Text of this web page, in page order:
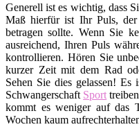
Generell ist es wichtig, dass
Maß hierfür ist Ihr Puls,
betragen sollte. Wenn Sie
ausreichend, Ihren Puls
kontrollieren. Hören Sie
kurzer Zeit mit dem Rad
Sehen Sie dies gelassen!
Schwangerschaft Sport
kommt es weniger auf das
Wochen kaum